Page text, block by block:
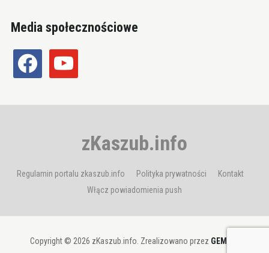
Media społecznościowe
facebook youtube
zKaszub.info
Regulamin portalu zkaszub.info Polityka prywatności
Kontakt
Włącz powiadomienia push
Copyright © 2026 zKaszub.info. Zrealizowano przez GEMBIT